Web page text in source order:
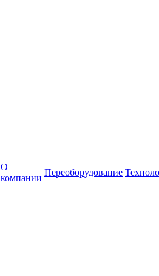
О
компании
Переоборудование